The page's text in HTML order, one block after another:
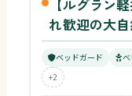
【ルグラン
れ歓迎の大
ベッドガード
+2